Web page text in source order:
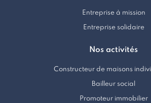
Entreprise à mission
Entreprise solidaire
Nos activités
Constructeur de maisons
Bailleur social
Promoteur immobilier